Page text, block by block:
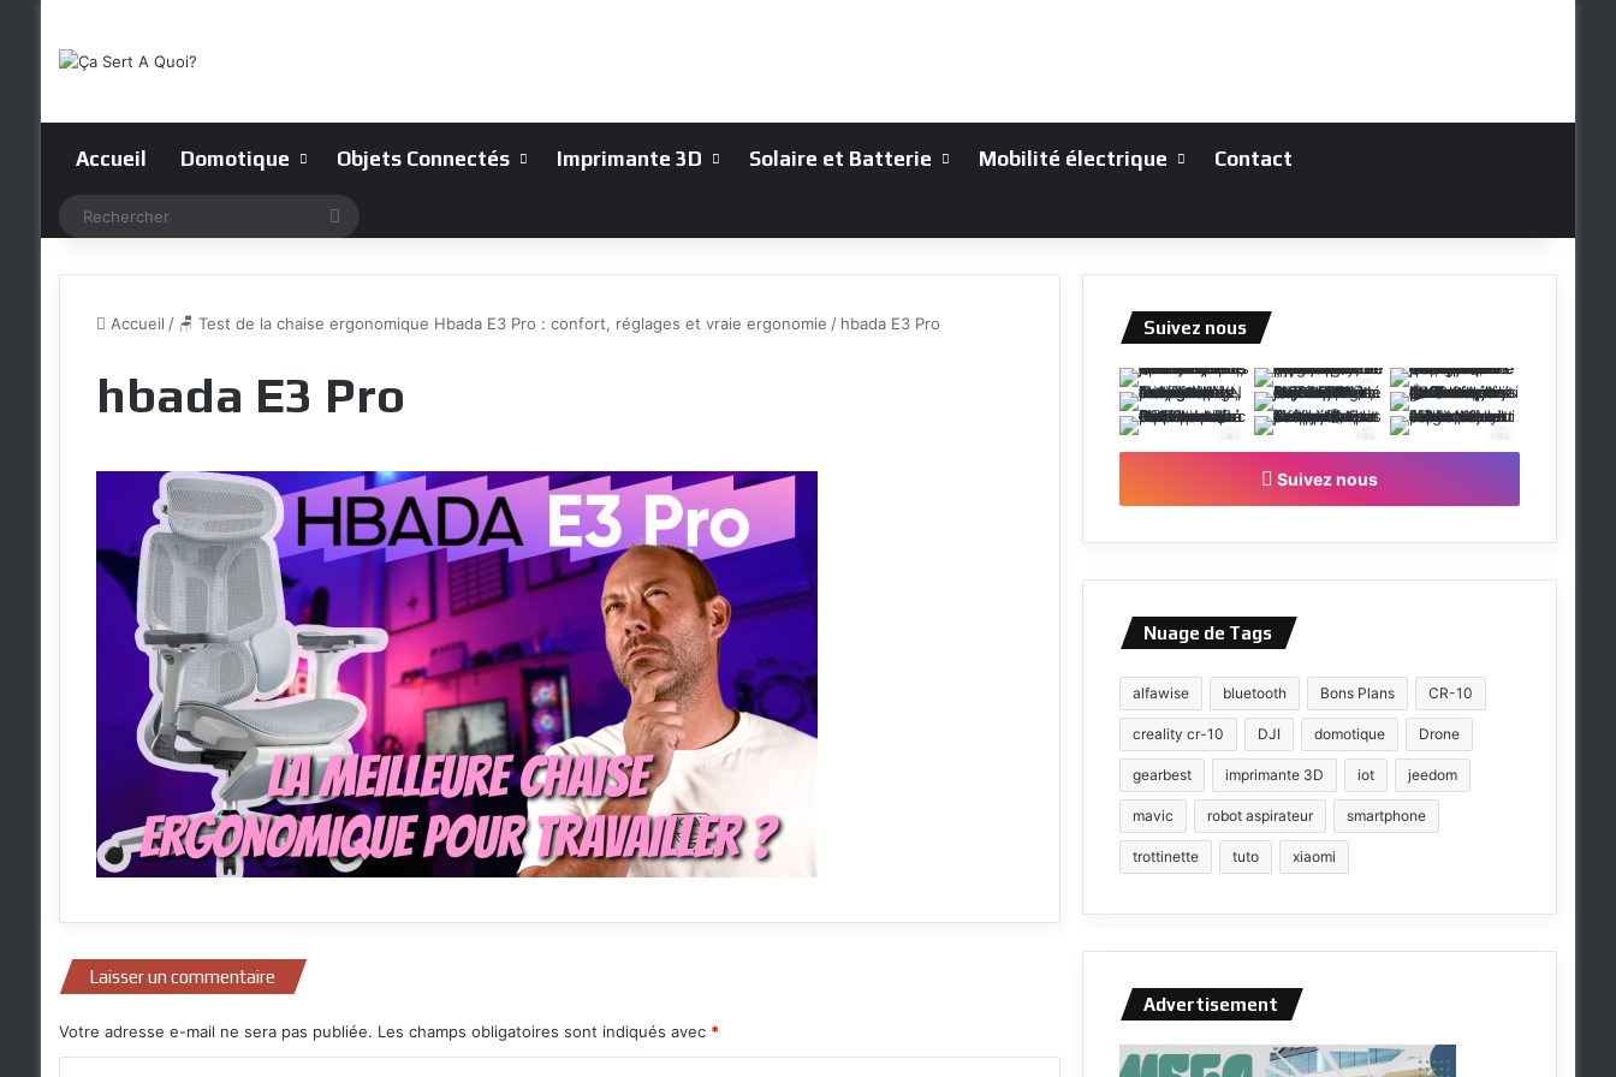
Accueil Domotique Objets Connectés Imprimante 3D Solaire et Batterie Mobilité électrique Contact
Accueil / 🪑 Test de la chaise ergonomique Hbada E3 Pro : confort, réglages et vraie ergonomie / hbada E3 Pro
hbada E3 Pro
Laisser un commentaire
Votre adresse e-mail ne sera pas publiée. Les champs obligatoires sont indiqués avec *
Suivez nous
Suivez nous
Nuage de Tags
alfawise bluetooth Bons Plans CR-10
creality cr-10 DJI domotique Drone
gearbest imprimante 3D iot jeedom
mavic robot aspirateur smartphone
trottinette tuto xiaomi
Advertisement